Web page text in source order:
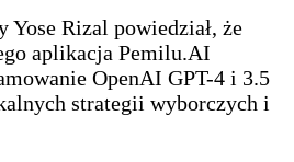
Rizal powiedział, że
aplikacja Pemilu.AI
OpenAI GPT-4 i 3.5
strategii wyborczych i